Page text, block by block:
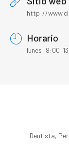
http://
Horario
lunes:
Dentista,